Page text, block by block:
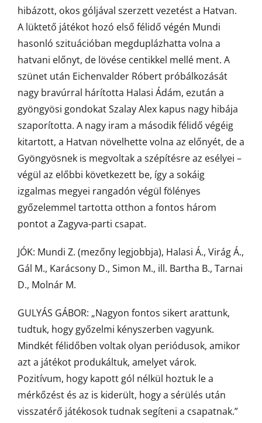
hibázott, okos góljával szerzett vezetést a Hatvan.
A lüktető játékot hozó első félidő végén Mundi
hasonló szituációban megduplázhatta volna a
hatvani előnyt, de lövése centikkel mellé ment. A
szünet után Eichenvalder Róbert próbálkozását
nagy bravúrral hárította Halasi Ádám, ezután a
gyöngyösi gondokat Szalay Alex kapus nagy hibája
szaporította. A nagy iram a második félidő végéig
kitartott, a Hatvan növelhette volna az előnyét, de a
Gyöngyösnek is megvoltak a szépítésre az esélyei –
végül az előbbi következett be, így a sokáig
izgalmas megyei rangadón végül fölényes
győzelemmel tartotta otthon a fontos három
pontot a Zagyva-parti csapat.
JÓK: Mundi Z. (mezőny legjobbja), Halasi Á., Virág Á.,
Gál M., Karácsony D., Simon M., ill. Bartha B., Tarnai
D., Molnár M.
GULYÁS GÁBOR: „Nagyon fontos sikert arattunk,
tudtuk, hogy győzelmi kényszerben vagyunk.
Mindkét félidőben voltak olyan periódusok, amikor
azt a játékot produkáltuk, amelyet várok.
Pozitívum, hogy kapott gól nélkül hoztuk le a
mérkőzést és az is kiderült, hogy a sérülés után
visszatérő játékosok tudnak segíteni a csapatnak.”